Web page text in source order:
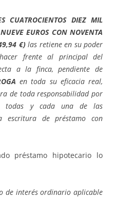
CUATROCIENTOS DIEZ MIL
EUROS CON NOVENTA
€)las retiene en su poder
frente al principal del
a la finca, pendiente de
en toda su eficacia real,
de toda responsabilidad por
todas y cada una de las
escritura de préstamo con
préstamo hipotecario lo
de interés ordinario aplicable